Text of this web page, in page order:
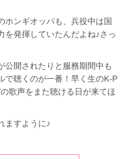
ホンギオッパも、兵役中は国
を発揮していたんだよね♪さっ
公開されたりと服務期間中も
で聴くのが一番！早く生のK-P
歌声をまた聴ける日が来てほ
ますように♪